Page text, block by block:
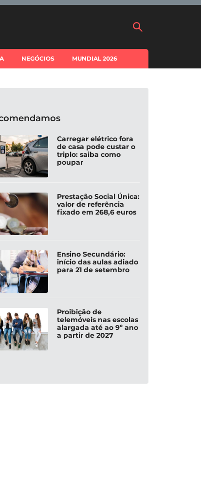
NEGÓCIOS MUNDIAL 2026
Carregar elétrico fora
de casa pode custar o
triplo: saiba como
poupar
Prestação Social Única:
valor de referência
fixado em 268,6 euros
Ensino Secundário:
início das aulas adiado
para 21 de setembro
Proibição de
telemóveis nas escolas
alargada até ao 9º ano
a partir de 2027